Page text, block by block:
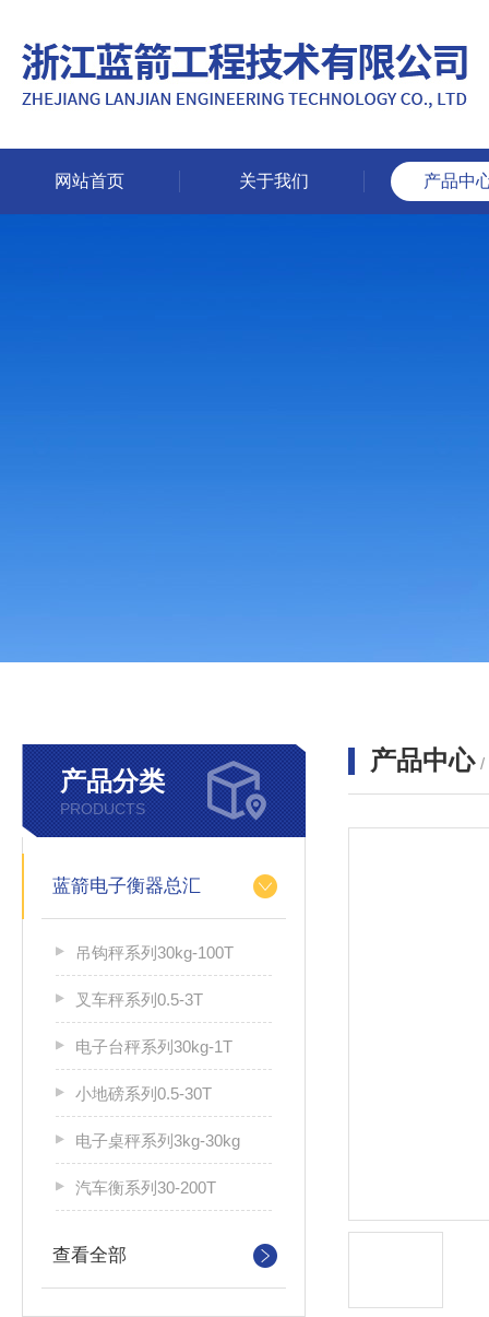
网站首页 关于我们 产品中
产品分类
PRODUCTS
蓝箭电子衡器总汇
吊钩秤系列30kg-100T
叉车秤系列0.5-3T
电子台秤系列30kg-1T
小地磅系列0.5-30T
电子桌秤系列3kg-30kg
汽车衡系列30-200T
查看全部
产品中心 /